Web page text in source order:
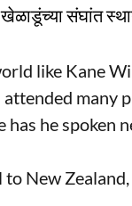
संघांत
like Kane
many
he spoken
New